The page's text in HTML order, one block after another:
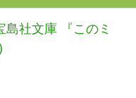
社文庫 『このミ